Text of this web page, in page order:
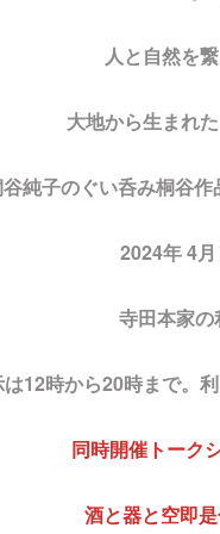
人と自然を
大地から生まれ
純子のぐい呑み桐谷
2024年 4月
寺田本家
は12時から20時まで。
同時開催トーク
酒と器と空即